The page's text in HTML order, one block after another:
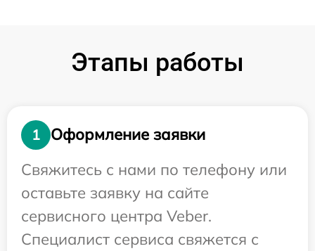
Этапы работы
1
Оформление заявки
Свяжитесь с нами по телефону или
оставьте заявку на сайте
сервисного центра Veber.
Специалист сервиса свяжется с